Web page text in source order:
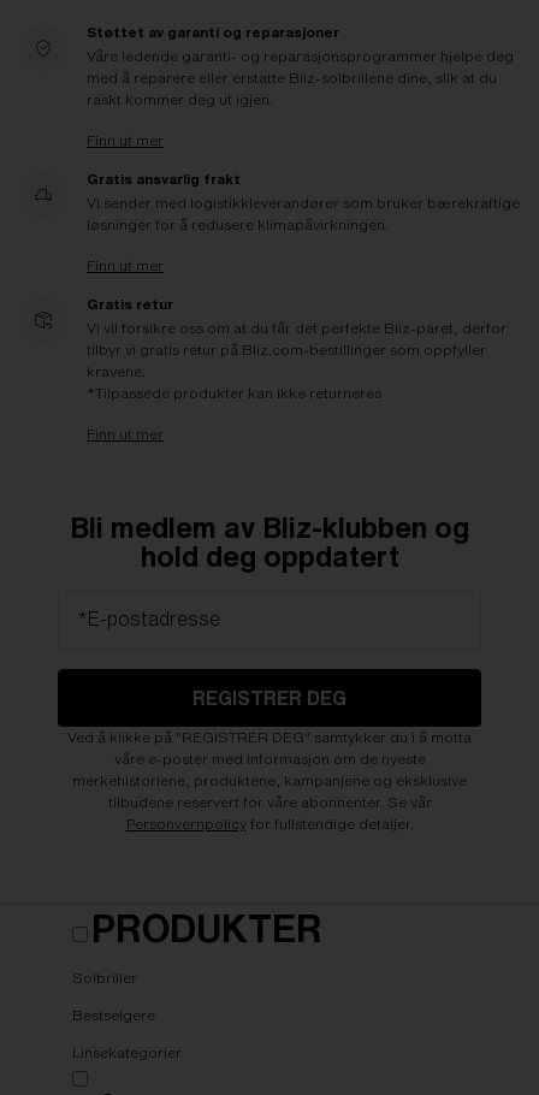
Støttet av garanti og reparasjoner
Våre ledende garanti- og reparasjonsprogrammer hjelpe deg
med å reparere eller erstatte Bliz-solbrillene dine, slik at du
raskt kommer deg ut igjen.
Finn ut mer
Gratis ansvarlig frakt
Vi sender med logistikkleverandører som bruker bærekraftige
løsninger for å redusere klimapåvirkningen.
Finn ut mer
Gratis retur
Vi vil forsikre oss om at du får det perfekte Bliz-paret, derfor
tilbyr vi gratis retur på Bliz.com-bestillinger som oppfyller
kravene.
*Tilpassede produkter kan ikke returneres
Finn ut mer
Bli medlem av Bliz-klubben og
hold deg oppdatert
*E-postadresse
REGISTRER DEG
Ved å klikke på "REGISTRER DEG" samtykker du i å motta
våre e-poster med informasjon om de nyeste
merkehistoriene, produktene, kampanjene og eksklusive
tilbudene reservert for våre abonnenter. Se vår
Personvernpolicyfor fullstendige detaljer.
PRODUKTER
Solbriller
Bestselgere
Linsekategorier